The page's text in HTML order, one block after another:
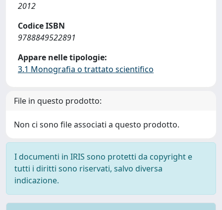
2012
Codice ISBN
9788849522891
Appare nelle tipologie:
3.1 Monografia o trattato scientifico
File in questo prodotto:
Non ci sono file associati a questo prodotto.
I documenti in IRIS sono protetti da copyright e
tutti i diritti sono riservati, salvo diversa
indicazione.